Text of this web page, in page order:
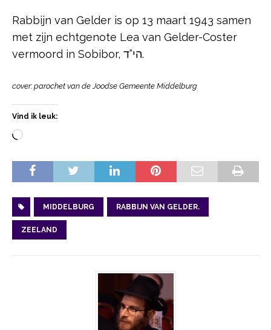
Rabbijn van Gelder is op 13 maart 1943 samen
met zijn echtgenote Lea van Gelder-Coster
vermoord in Sobibor, הי”ד.
cover: parochet van de Joodse Gemeente Middelburg
Vind ik leuk:
MIDDELBURG RABBIJN VAN GELDER.
ZEELAND